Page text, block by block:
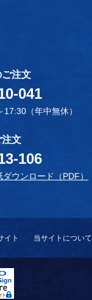
注文
041
（年中無休）
注文
106
ウンロード（PDF）
イト 当サイトについて